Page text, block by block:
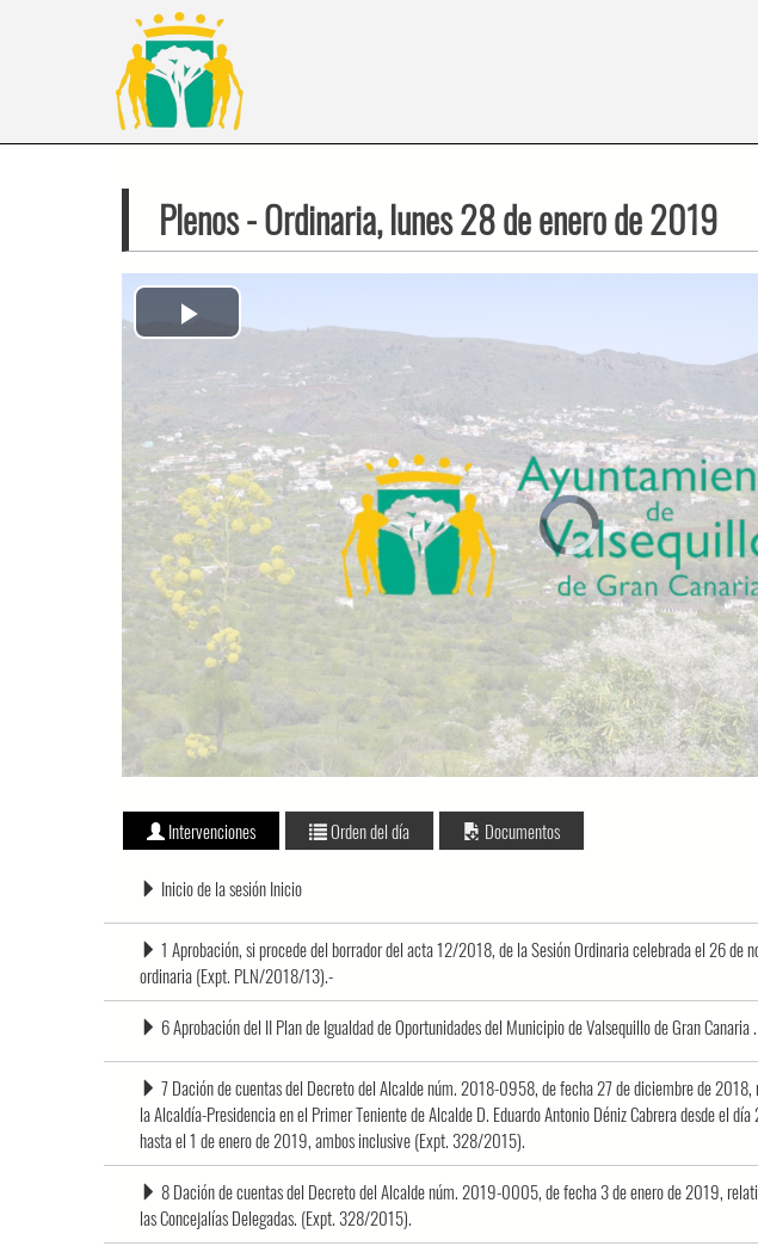
Plenos- Ordinaria, lunes 28 de enero de 2019
Video
Player
is
loading.
Play
Video
Intervenciones Orden del día Documentos
Inicio de la sesión Inicio
1 Aprobación, si procede del borrador del acta 12/2018, de la Sesión Ordinaria celebrada el 26 de
ordinaria (Expt. PLN/2018/13).-
6 Aprobación del II Plan de Igualdad de Oportunidades del Municipio de Valsequillo de Gran
7 Dación de cuentas del Decreto del Alcalde núm. 2018-0958, de fecha 27 de diciembre de 2018,
la Alcaldía-Presidencia en el Primer Teniente de Alcalde D. Eduardo Antonio Déniz Cabrera desde el
hasta el 1 de enero de 2019, ambos inclusive (Expt. 328/2015).
8 Dación de cuentas del Decreto del Alcalde núm. 2019-0005, de fecha 3 de enero de 2019,
las Concejalías Delegadas. (Expt. 328/2015).